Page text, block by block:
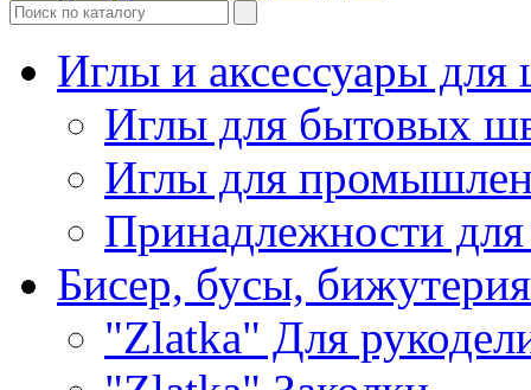
Иглы и аксессуары
Иглы для бытовых
Иглы для
Принадлежности
Бисер, бусы, бижутерия
"Zlatka" Для